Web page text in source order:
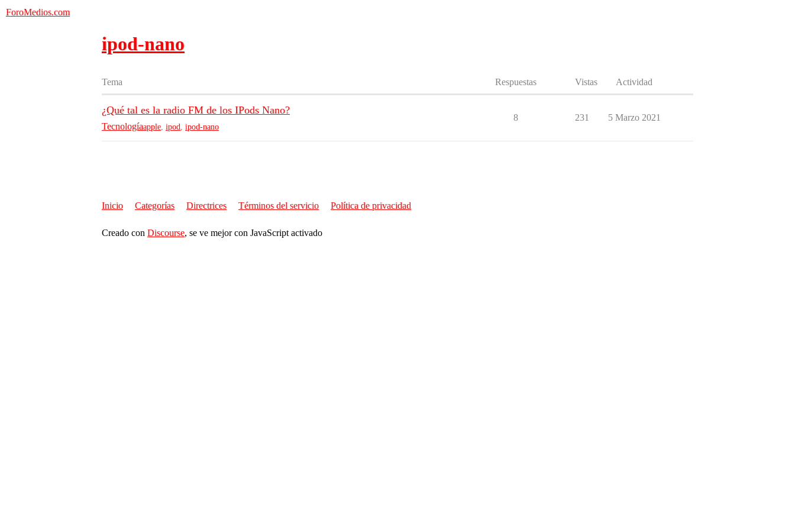
ForoMedios.com
ipod-nano
Tema Respuestas Vistas Actividad
¿Qué tal es la radio FM de los IPods Nano?
Tecnologíaapple ipod ipod-nano
8 231 5 Marzo 2021
Inicio Categorías Directrices Términos del servicio Política de privacidad
Creado con Discourse, se ve mejor con JavaScript activado